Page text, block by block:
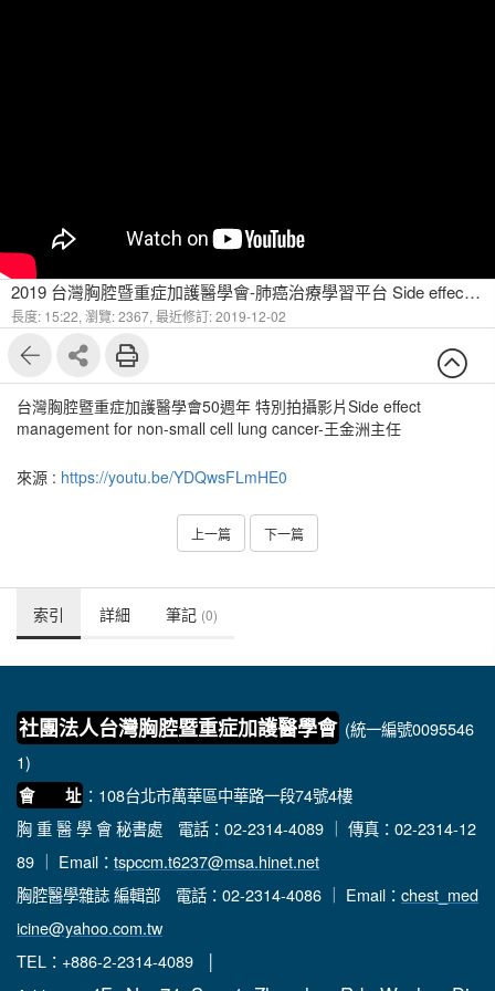
2019 台灣胸腔暨重症加護醫學會-肺癌治療學習平台 Side effect management for non small cell lung cancer 王金洲主任
長度: 15:22, 瀏覽: 2367, 最近修訂: 2019-12-02
台灣胸腔暨重症加護醫學會50週年 特別拍攝影片Side effect
management for non-small cell lung cancer-王金洲主任
來源 : https://youtu.be/YDQwsFLmHE0
上一篇 下一篇
索引 詳細 筆記 (0)
社團法人台灣胸腔暨重症加護醫學會 (統一編號0095546
1)
會 址 ：108台北市萬華區中華路一段74號4樓
胸 重 醫 學 會 秘書處 電話：02-2314-4089 ｜ 傳真：02-2314-12
89 ｜ Email： tspccm.t6237@msa.hinet.net
胸腔醫學雜誌 編輯部 電話：02-2314-4086 ｜ Email： chest_med
icine@yahoo.com.tw
TEL：+886-2-2314-4089 │